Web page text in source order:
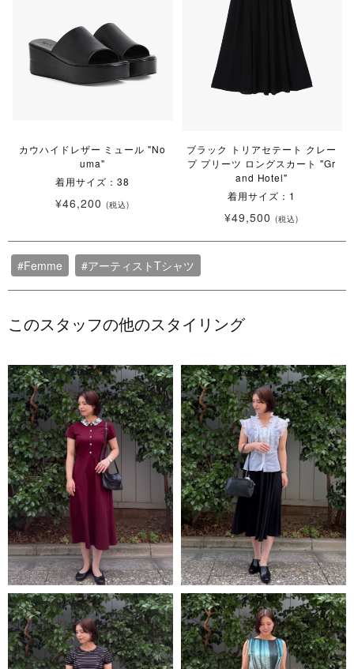
カウハイドレザー ミュール "No
uma"
着用サイズ：38
¥46,200 (税込)
ブラック トリアセテート クレー
プ プリーツ ロングスカート "Gr
and Hotel"
着用サイズ：1
¥49,500 (税込)
#Femme #アーティストTシャツ
このスタッフの他のスタイリング